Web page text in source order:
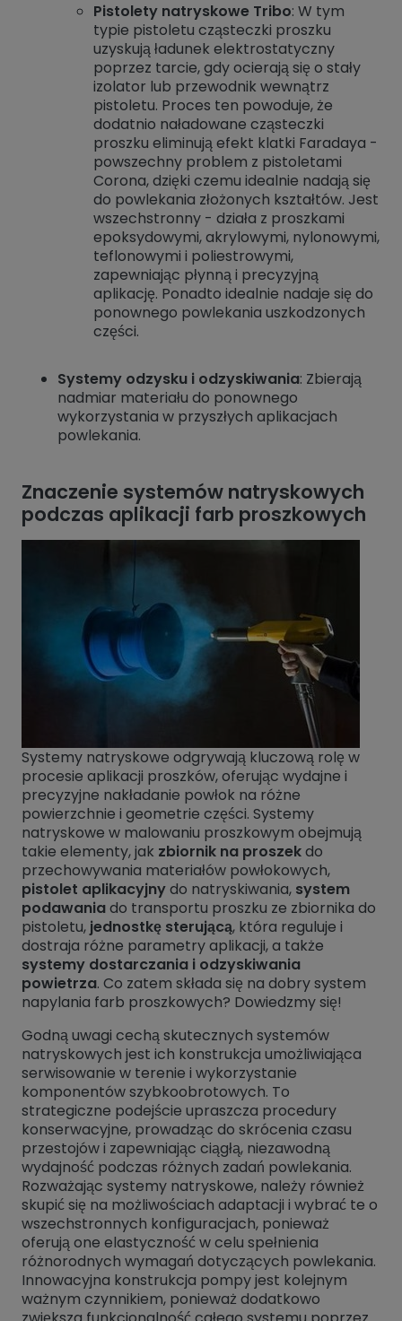
Pistolety natryskowe Tribo: W tym
typie pistoletu cząsteczki proszku
uzyskują ładunek elektrostatyczny
poprzez tarcie, gdy ocierają się o stały
izolator lub przewodnik wewnątrz
pistoletu. Proces ten powoduje, że
dodatnio naładowane cząsteczki
proszku eliminują efekt klatki Faradaya -
powszechny problem z pistoletami
Corona, dzięki czemu idealnie nadają się
do powlekania złożonych kształtów. Jest
wszechstronny - działa z proszkami
epoksydowymi, akrylowymi, nylonowymi,
teflonowymi i poliestrowymi,
zapewniając płynną i precyzyjną
aplikację. Ponadto idealnie nadaje się do
ponownego powlekania uszkodzonych
części.
Systemy odzysku i odzyskiwania: Zbierają
nadmiar materiału do ponownego
wykorzystania w przyszłych aplikacjach
powlekania.
Znaczenie systemów natryskowych
podczas aplikacji farb proszkowych
Systemy natryskowe odgrywają kluczową rolę w
procesie aplikacji proszków, oferując wydajne i
precyzyjne nakładanie powłok na różne
powierzchnie i geometrie części. Systemy
natryskowe w malowaniu proszkowym obejmują
takie elementy, jak zbiornik na proszekdo
przechowywania materiałów powłokowych,
pistolet aplikacyjnydo natryskiwania, system
podawaniado transportu proszku ze zbiornika do
pistoletu, jednostkę sterującą, która reguluje i
dostraja różne parametry aplikacji, a także
systemy dostarczania i odzyskiwania
powietrza. Co zatem składa się na dobry system
napylania farb proszkowych? Dowiedzmy się!
Godną uwagi cechą skutecznych systemów
natryskowych jest ich konstrukcja umożliwiająca
serwisowanie w terenie i wykorzystanie
komponentów szybkoobrotowych. To
strategiczne podejście upraszcza procedury
konserwacyjne, prowadząc do skrócenia czasu
przestojów i zapewniając ciągłą, niezawodną
wydajność podczas różnych zadań powlekania.
Rozważając systemy natryskowe, należy również
skupić się na możliwościach adaptacji i wybrać te o
wszechstronnych konfiguracjach, ponieważ
oferują one elastyczność w celu spełnienia
różnorodnych wymagań dotyczących powlekania.
Innowacyjna konstrukcja pompy jest kolejnym
ważnym czynnikiem, ponieważ dodatkowo